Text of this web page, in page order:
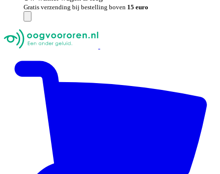
Gratis verzending bij bestelling boven 15 euro